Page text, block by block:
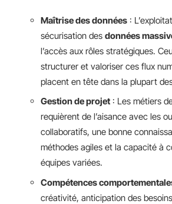
Maîtrise des données :
sécurisation des données
l’accès aux rôles stratégiques.
structurer et valoriser ces flux
placent en tête dans la plupart
Gestion de projet : Les métiers
requièrent de l’aisance avec les
collaboratifs, une bonne
méthodes agiles et la capacité à
équipes variées.
Compétences
créativité, anticipation des